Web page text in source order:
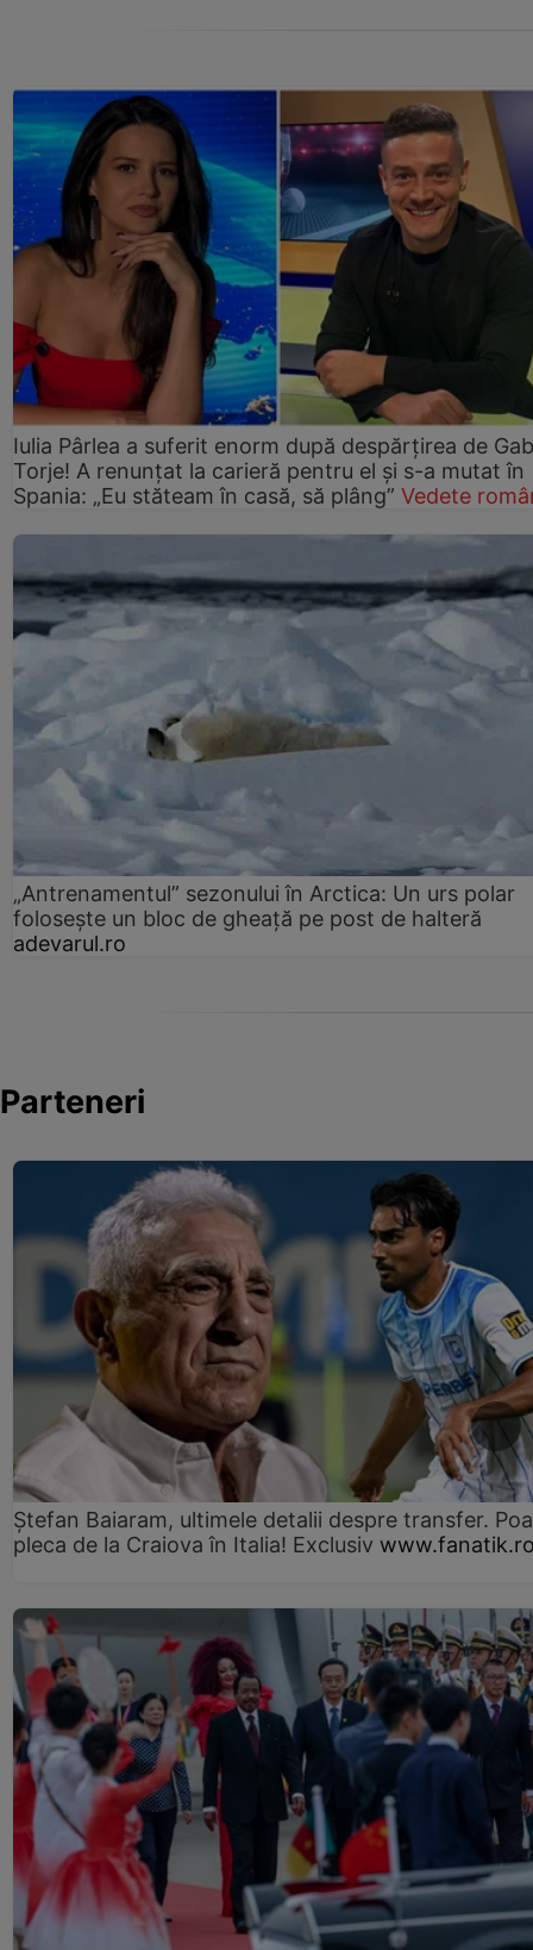
Iulia Pârlea a suferit enorm după despărțirea de
Torje! A renunțat la carieră pentru el și s-a mutat în
Spania: „Eu stăteam în casă, să plâng” Vedete
„Antrenamentul” sezonului în Arctica: Un urs polar
folosește un bloc de gheață pe post de halteră
adevarul.ro
Parteneri
Ștefan Baiaram, ultimele detalii despre transfer.
pleca de la Craiova în Italia! Exclusiv